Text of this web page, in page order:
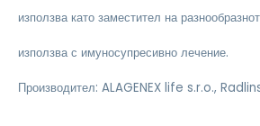
използва като заместител на
използва с имуносупресивно лечение.
Производител: ALAGENEX life s.r.o.,